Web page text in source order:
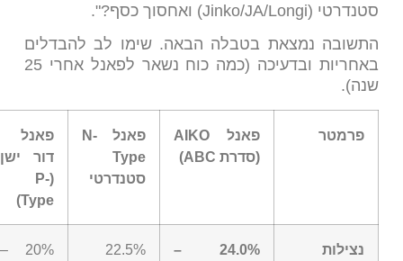
סטנדרטי (Jinko/JA/Longi) ואחסוך כסף?".
התשובה נמצאת בטבלה הבאה. שימו לב להבדלים
באחריות ובדעיכה (כמה כוח נשאר לפאנל אחרי 25
שנה).
פרמטר
פאנל AIKO
(סדרת ABC)
פאנל N-
Type
סטנדרטי
פאנל
דור ישן
(P-
Type)
נצילות
24.0% –
22.5%
20% –